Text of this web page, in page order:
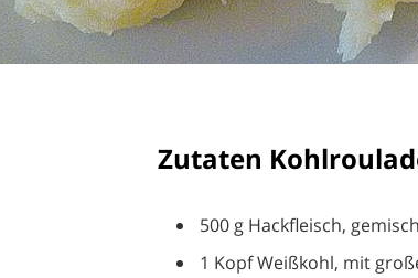
Zutaten
500 g Hackfleisch,
1 Kopf Weißkohl, mit